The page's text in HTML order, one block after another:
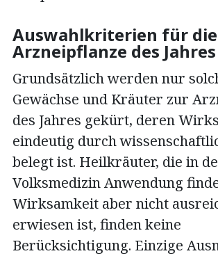
Auswahlkriterien für die
Arzneipflanze des Jahres
Grundsätzlich werden nur
Gewächse und Kräuter zur
des Jahres gekürt, deren
eindeutig durch
belegt ist. Heilkräuter, die in
Volksmedizin Anwendung
Wirksamkeit aber nicht
erwiesen ist, finden keine
Berücksichtigung. Einzige